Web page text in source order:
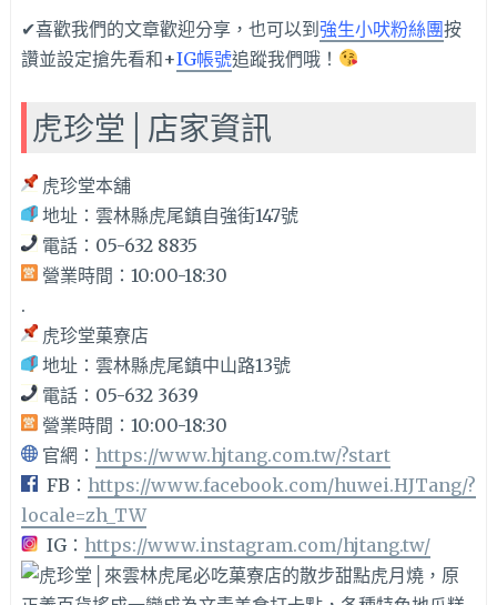
✔喜歡我們的文章歡迎分享，也可以到強生小吠粉絲團按
讚並設定搶先看和+IG帳號追蹤我們哦！
虎珍堂│店家資訊
虎珍堂本舖
地址：雲林縣虎尾鎮自強街147號
電話：05-632 8835
營業時間：10:00-18:30
.
虎珍堂菓寮店
地址：雲林縣虎尾鎮中山路13號
電話：05-632 3639
營業時間：10:00-18:30
官網： https://www.hjtang.com.tw/?start
FB： https://www.facebook.com/huwei.HJTang/?
locale=zh_TW
IG： https://www.instagram.com/hjtang.tw/